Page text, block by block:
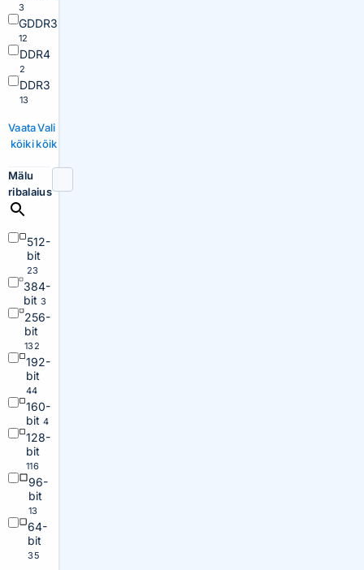
3
GDDR3
12
DDR4
2
DDR3
13
Vaata
kõiki
Vali
kõik
Mälu
ribalaius
512-
bit
23
384-
bit 3
256-
bit
132
192-
bit
44
160-
bit 4
128-
bit
116
96-
bit
13
64-
bit
35